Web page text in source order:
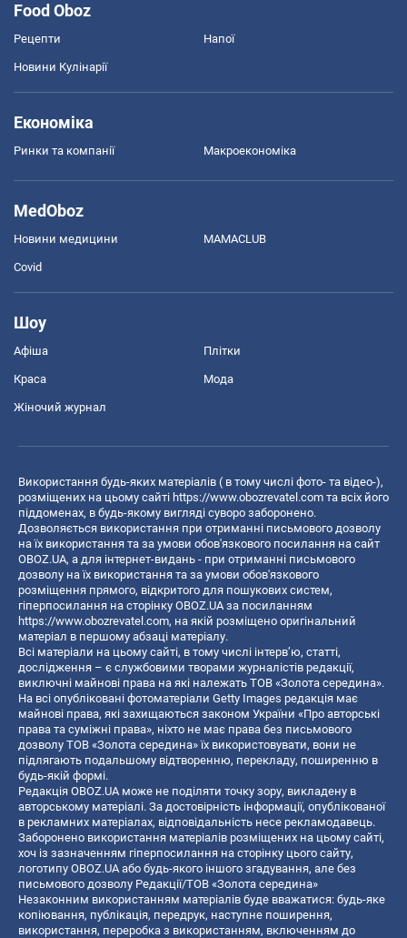
Food Oboz
Рецепти Напої
Новини Кулінарії
Економіка
Ринки та компанії Макроекономіка
MedOboz
Новини медицини MAMACLUB
Covid
Шоу
Афіша Плітки
Краса Мода
Жіночий журнал
Використання будь-яких матеріалів ( в тому числі фото- та відео-),
розміщених на цьому сайті https://www.obozrevatel.com та всіх його
піддоменах, в будь-якому вигляді суворо заборонено.
Дозволяється використання при отриманні письмового дозволу
на їх використання та за умови обов'язкового посилання на сайт
OBOZ.UA, а для інтернет-видань - при отриманні письмового
дозволу на їх використання та за умови обов'язкового
розміщення прямого, відкритого для пошукових систем,
гіперпосилання на сторінку OBOZ.UA за посиланням
https://www.obozrevatel.com, на якій розміщено оригінальний
матеріал в першому абзаці матеріалу.
Всі матеріали на цьому сайті, в тому числі інтерв’ю, статті,
дослідження – є службовими творами журналістів редакції,
виключні майнові права на які належать ТОВ «Золота середина».
На всі опубліковані фотоматеріали Getty Images редакція має
майнові права, які захищаються законом України «Про авторські
права та суміжні права», ніхто не має права без письмового
дозволу ТОВ «Золота середина» їх використовувати, вони не
підлягають подальшому відтворенню, перекладу, поширенню в
будь-якій формі.
Редакція OBOZ.UA може не поділяти точку зору, викладену в
авторському матеріалі. За достовірність інформації, опублікованої
в рекламних матеріалах, відповідальність несе рекламодавець.
Заборонено використання матеріалів розміщених на цьому сайті,
хоч із зазначенням гіперпосилання на сторінку цього сайту,
логотипу OBOZ.UA або будь-якого іншого згадування, але без
письмового дозволу Редакції/ТОВ «Золота середина»
Незаконним використанням матеріалів буде вважатися: будь-яке
копiювання, публiкацiя, передрук, наступне поширення,
використання, переробка з використанням, включенням до